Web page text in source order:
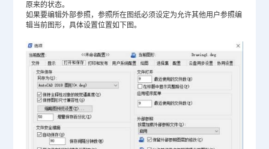
原来的状态。
如果要编辑外部参照，参照所在图纸必须设定为允许其他用户参照编
辑当前图形，具体设置位置如下图。